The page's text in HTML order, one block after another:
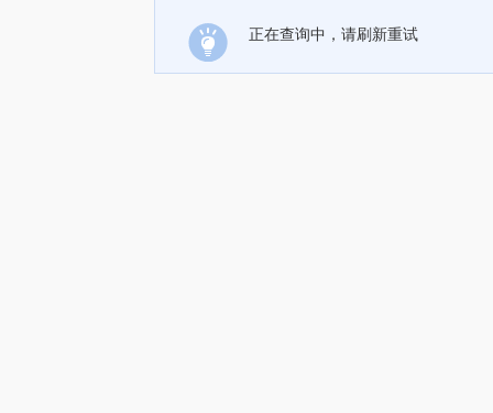
正在查询中，请刷新重试